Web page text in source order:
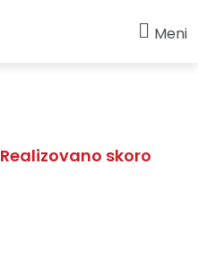
Meni
Realizovano skoro